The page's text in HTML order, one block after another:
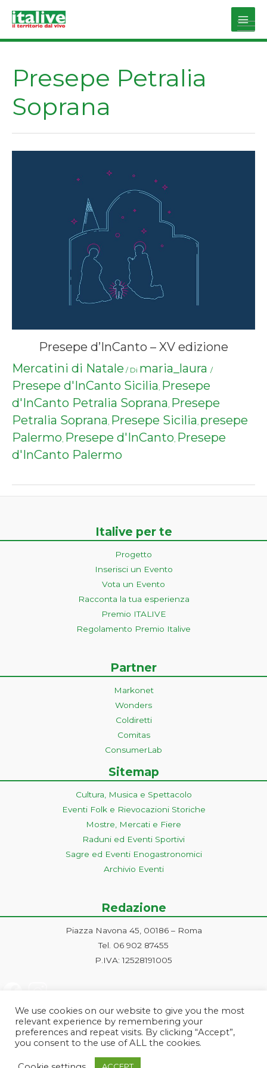
Main
Presepe Petralia
Soprana
Presepe d’InCanto – XV edizione
Mercatini di Natale / Di maria_laura /
Presepe d'InCanto Sicilia, Presepe
d'InCanto Petralia Soprana, Presepe
Petralia Soprana, Presepe Sicilia, presepe
Palermo, Presepe d'InCanto, Presepe
d'InCanto Palermo
Italive per te
Progetto
Inserisci un Evento
Vota un Evento
Racconta la tua esperienza
Premio ITALIVE
Regolamento Premio Italive
Partner
Markonet
Wonders
Coldiretti
Comitas
ConsumerLab
Sitemap
Cultura, Musica e Spettacolo
Eventi Folk e Rievocazioni Storiche
Mostre, Mercati e Fiere
Raduni ed Eventi Sportivi
Sagre ed Eventi Enogastronomici
Archivio Eventi
Redazione
Piazza Navona 45, 00186 – Roma
Tel. 06 902 87455
P.IVA: 12528191005
We use cookies on our website to give you the most
relevant experience by remembering your
preferences and repeat visits. By clicking “Accept”,
you consent to the use of ALL the cookies.